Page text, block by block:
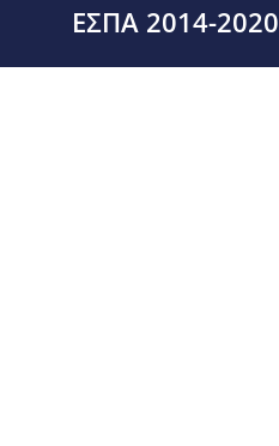
ΕΣΠΑ 2014-2020